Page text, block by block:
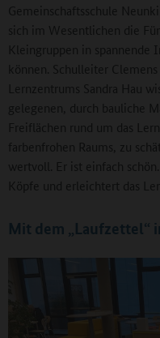
Gemeinschaftsschule
sich im Wesentlichen die
Kleingruppen in spannende
können. Schulleiter
Lernzentrums Sandra Hau
gelegenen, durch bauliche
Freiflächen rund um das
farbenfrohen Raums, zu
wertvoll. Er ist einfach
Köpfe und erleichtert das
Mit dem „Laufzettel“